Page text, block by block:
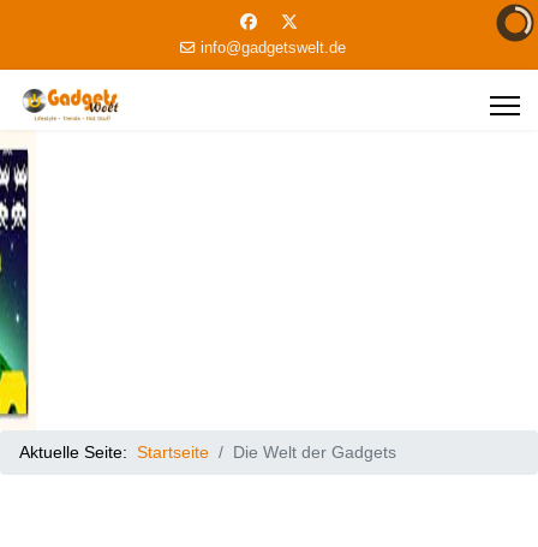
info@gadgetswelt.de
Aktuelle Seite: Startseite Die Welt der Gadgets